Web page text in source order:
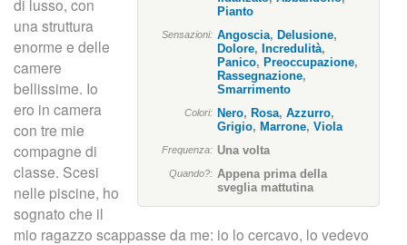
n
c
p
a
Pianto
Sensazioni: Angoscia, Delusione,
Dolore, Incredulità,
Panico, Preoccupazione,
Rassegnazione,
Smarrimento
Colori: Nero, Rosa, Azzurro,
Grigio, Marrone, Viola
Frequenza: Una volta
Quando?: Appena prima della
sveglia mattutina
di lusso, con
una struttura
enorme e delle
camere
bellissime. Io
ero in camera
con tre mie
compagne di
classe. Scesi
nelle piscine, ho
sognato che il
mio ragazzo scappasse da me: io lo cercavo, lo vedevo